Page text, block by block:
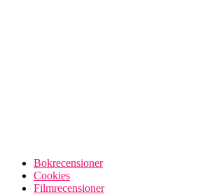
Bokrecensioner
Cookies
Filmrecensioner